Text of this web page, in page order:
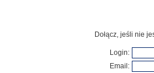
Dołącz, jeśli nie
Login:
Email: